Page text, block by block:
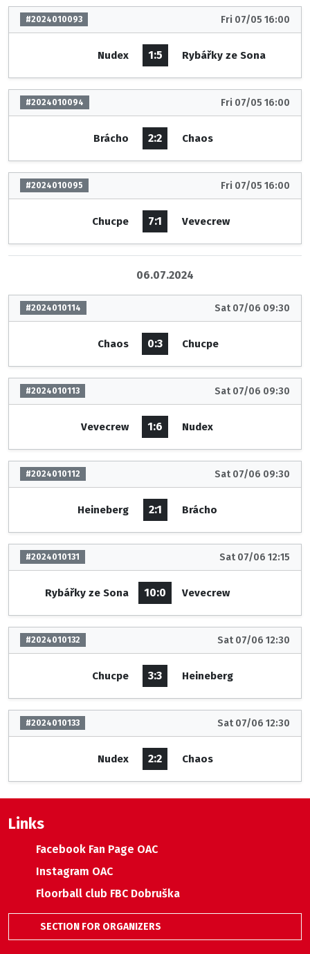
#2024010093 Fri 07/05 16:00
Nudex 1:5 Rybářky ze Sona
#2024010094 Fri 07/05 16:00
Brácho 2:2 Chaos
#2024010095 Fri 07/05 16:00
Chucpe 7:1 Vevecrew
06.07.2024
#2024010114 Sat 07/06 09:30
Chaos 0:3 Chucpe
#2024010113 Sat 07/06 09:30
Vevecrew 1:6 Nudex
#2024010112 Sat 07/06 09:30
Heineberg 2:1 Brácho
#2024010131 Sat 07/06 12:15
Rybářky ze Sona 10:0 Vevecrew
#2024010132 Sat 07/06 12:30
Chucpe 3:3 Heineberg
#2024010133 Sat 07/06 12:30
Nudex 2:2 Chaos
Links
Facebook Fan Page OAC
Instagram OAC
Floorball club FBC Dobruška
SECTION FOR ORGANIZERS